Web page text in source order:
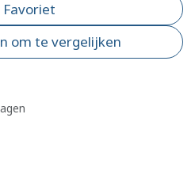
om te vergelijken
Favoriet